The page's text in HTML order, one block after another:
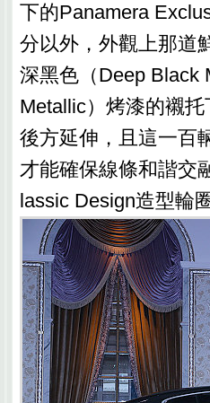
下的Panamera
分以外，外觀上那道
深黑色（Deep Black
Metallic）烤漆的襯
後方延伸，且這一百
才能確保線條和諧交
lassic Design造型輪